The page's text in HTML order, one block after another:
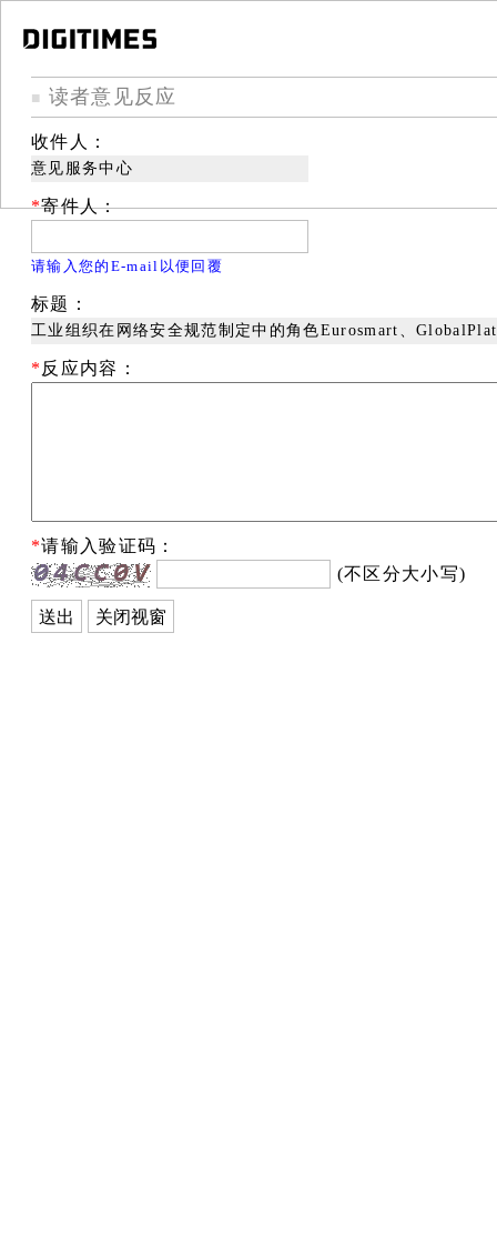
■ 读者意见反应
收件人：
意见服务中心
*寄件人：
请输入您的E-mail以便回覆
标题：
工业组织在网络安全规范制定中的角色Eurosmart、
* 反应内容：
*请输入验证码：
(不区分大小写)